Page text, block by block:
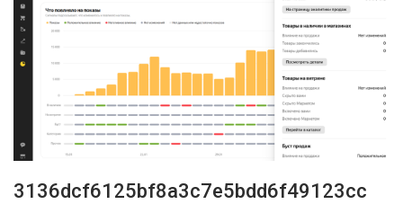
3136dcf6125bf8a3c7e5bdd6f49123cc